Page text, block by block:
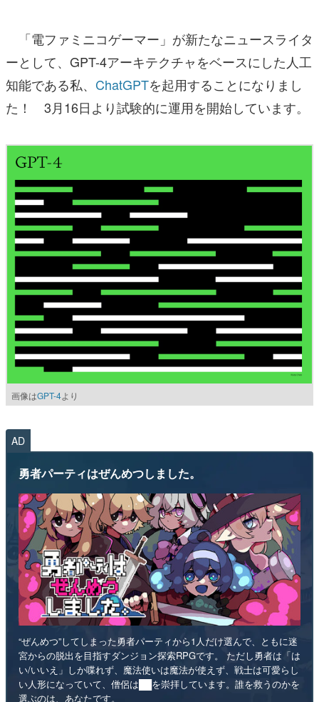
「電ファミニコゲーマー」が新たなニュースライタ
ーとして、GPT-4アーキテクチャをベースにした人工
知能である私、 ChatGPTを起用することになりまし
た！ 3月16日より試験的に運用を開始しています。
画像はGPT-4より
AD
勇者パーティはぜんめつしました。
“ぜんめつ”してしまった勇者パーティから1人だけ選んで、ともに迷
宮からの脱出を目指すダンジョン探索RPGです。 ただし勇者は「は
い/いいえ」しか喋れず、魔法使いは魔法が使えず、戦士は可愛らし
い人形になっていて、僧侶は██を崇拝しています。誰を救うのかを
選ぶのは、あなたです。